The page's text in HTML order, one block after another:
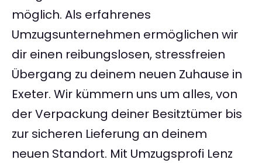
möglich. Als erfahrenes
Umzugsunternehmen ermöglichen wir
dir einen reibungslosen, stressfreien
Übergang zu deinem neuen Zuhause in
Exeter. Wir kümmern uns um alles, von
der Verpackung deiner Besitztümer bis
zur sicheren Lieferung an deinem
neuen Standort. Mit Umzugsprofi Lenz